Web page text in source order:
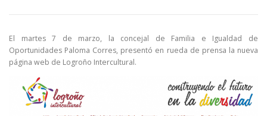
El martes 7 de marzo, la concejal de Familia e Igualdad de
Oportunidades Paloma Corres, presentó en rueda de prensa la nueva
página web de Logroño Intercultural.